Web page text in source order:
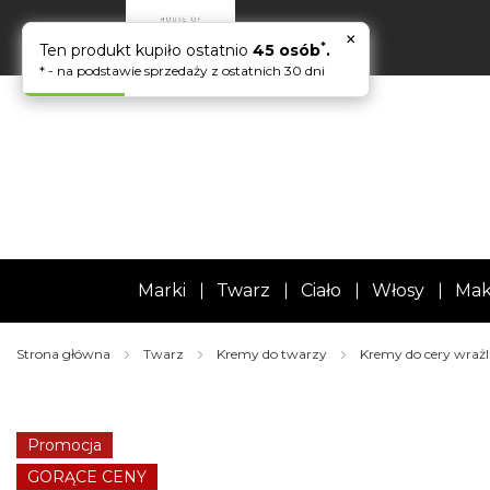
Marki Twarz Ciało Włosy
Strona główna Twarz Kremy do twarzy Kremy do cery
the
end
of
Promocja
GORĄCE CENY
×
Ten produkt kupiło ostatnio 45 osób*.
* - na podstawie sprzedaży z ostatnich 30 dni